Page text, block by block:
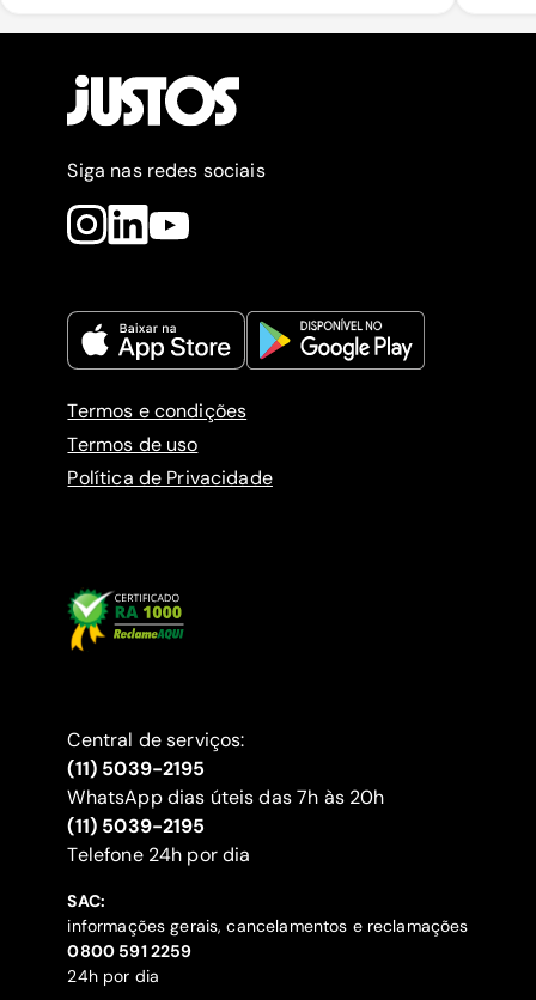
Siga nas redes sociais
Termos e condições
Termos de uso
Política de Privacidade
Central de serviços:
(11) 5039-2195
WhatsApp dias úteis das 7h às 20h
(11) 5039-2195
‍Telefone 24h por dia
SAC:
informações gerais, cancelamentos e reclamações
‍0800 591 2259
24h por dia